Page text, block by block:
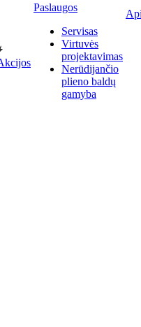
Paslaugos
Servisas
Virtuvės
projektavimas
Nerūdijančio
plieno baldų
gamyba